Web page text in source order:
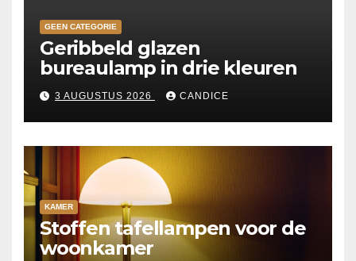
GEEN CATEGORIE
Geribbeld glazen
bureaulamp in drie kleuren
3 AUGUSTUS 2026 CANDICE
KAMER
Stoffen tafellampen voor de
woonkamer